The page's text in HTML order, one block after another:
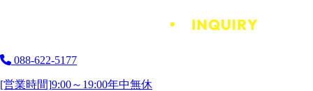
088-622-5177
[営業時間]9:00～19:00年中無休